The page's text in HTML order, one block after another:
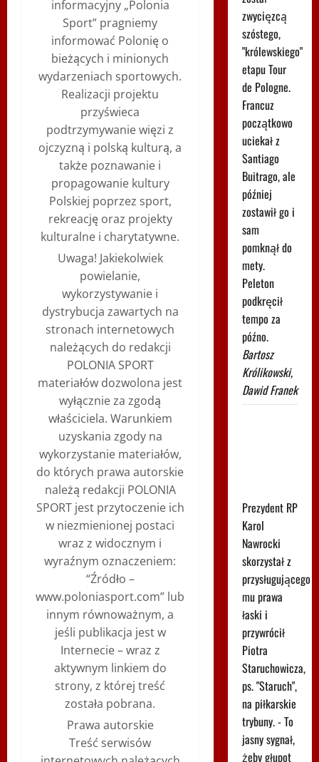
informacyjny „Polonia
Sport” pragniemy
informować Polonię o
bieżących i minionych
wydarzeniach sportowych.
Realizacji projektu
przyświeca
podtrzymywanie więzi z
ojczyzną i polską kulturą, a
także poznawanie i
propagowanie kultury
Polskiej poprzez sport,
rekreację oraz projekty
kulturalne i charytatywne.
Uwaga! Jakiekolwiek
powielanie,
wykorzystywanie i
dystrybucja zawartych na
stronach internetowych
należących do redakcji
POLONIA SPORT
materiałów dozwolona jest
wyłącznie za zgodą
właściciela. Warunkiem
uzyskania zgody na
wykorzystanie materiałów,
do których prawa autorskie
należą redakcji POLONIA
SPORT jest przytoczenie ich
w niezmienionej postaci
wraz z widocznym i
wyraźnym oznaczeniem:
“Źródło –
www.poloniasport.com” lub
innym równoważnym, a
jeśli publikacja jest w
Internecie – wraz z
aktywnym linkiem do
strony, z której treść
została pobrana.
Prawa autorskie
Treść serwisów
zwycięzcą
szóstego,
"królewskiego"
etapu Tour
de Pologne.
Francuz
początkowo
uciekał z
Santiago
Buitrago, ale
później
zostawił go i
sam
pomknął do
mety.
Peleton
podkręcił
tempo za
późno.
Bartosz
Królikowski,
Dawid Franek
Prezydent RP
Karol
Nawrocki
skorzystał z
przysługującego
mu prawa
łaski i
przywrócił
Piotra
Staruchowicza,
ps. "Staruch",
na piłkarskie
trybuny. - To
jasny sygnał,
żeby głupot